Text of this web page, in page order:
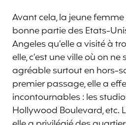
Avant cela, la jeune
bonne partie des Etats-
Angeles qu’elle a visité à
elle, c’est une ville où on ne
agréable surtout en hors-
premier passage, elle a
incontournables : les
Hollywood Boulevard, etc.